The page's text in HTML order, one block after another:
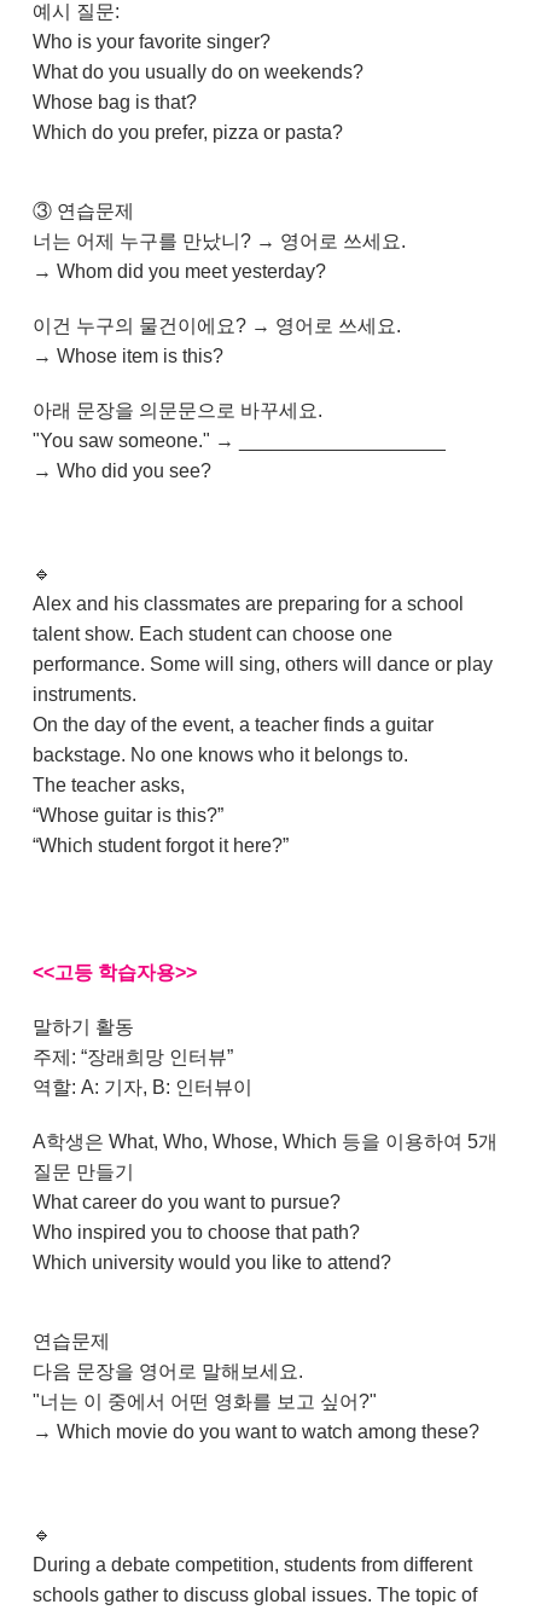
예시 질문:
Who is your favorite singer?
What do you usually do on weekends?
Whose bag is that?
Which do you prefer, pizza or pasta?
③ 연습문제
너는 어제 누구를 만났니? → 영어로 쓰세요.
→ Whom did you meet yesterday?
이건 누구의 물건이에요? → 영어로 쓰세요.
→ Whose item is this?
아래 문장을 의문문으로 바꾸세요.
"You saw someone." → ___________________
→ Who did you see?
🔹
Alex and his classmates are preparing for a school
talent show. Each student can choose one
performance. Some will sing, others will dance or play
instruments.
On the day of the event, a teacher finds a guitar
backstage. No one knows who it belongs to.
The teacher asks,
“Whose guitar is this?”
“Which student forgot it here?”
<<고등 학습자용>>
말하기 활동
주제: “장래희망 인터뷰”
역할: A: 기자, B: 인터뷰이
A학생은 What, Who, Whose, Which 등을 이용하여 5개
질문 만들기
What career do you want to pursue?
Who inspired you to choose that path?
Which university would you like to attend?
연습문제
다음 문장을 영어로 말해보세요.
"너는 이 중에서 어떤 영화를 보고 싶어?"
→ Which movie do you want to watch among these?
🔹
During a debate competition, students from different
schools gather to discuss global issues. The topic of